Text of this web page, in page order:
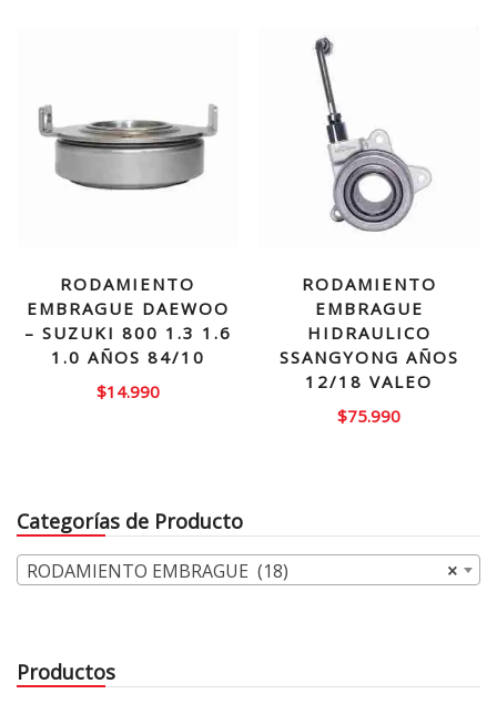
RODAMIENTO
EMBRAGUE DAEWOO
– SUZUKI 800 1.3 1.6
1.0 AÑOS 84/10
$14.990
RODAMIENTO
EMBRAGUE
HIDRAULICO
SSANGYONG AÑOS
12/18 VALEO
$75.990
Categorías de Producto
×
RODAMIENTO EMBRAGUE (18)
Productos